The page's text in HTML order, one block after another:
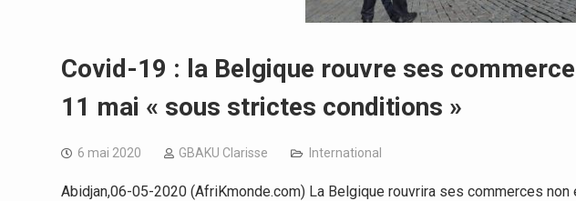
Covid-19 : la Belgique rouvre ses
11 mai « sous strictes conditions »
6 mai 2020 GBAKU Clarisse International
Abidjan,06-05-2020 (AfriKmonde.com) La Belgique rouvrira ses commerces